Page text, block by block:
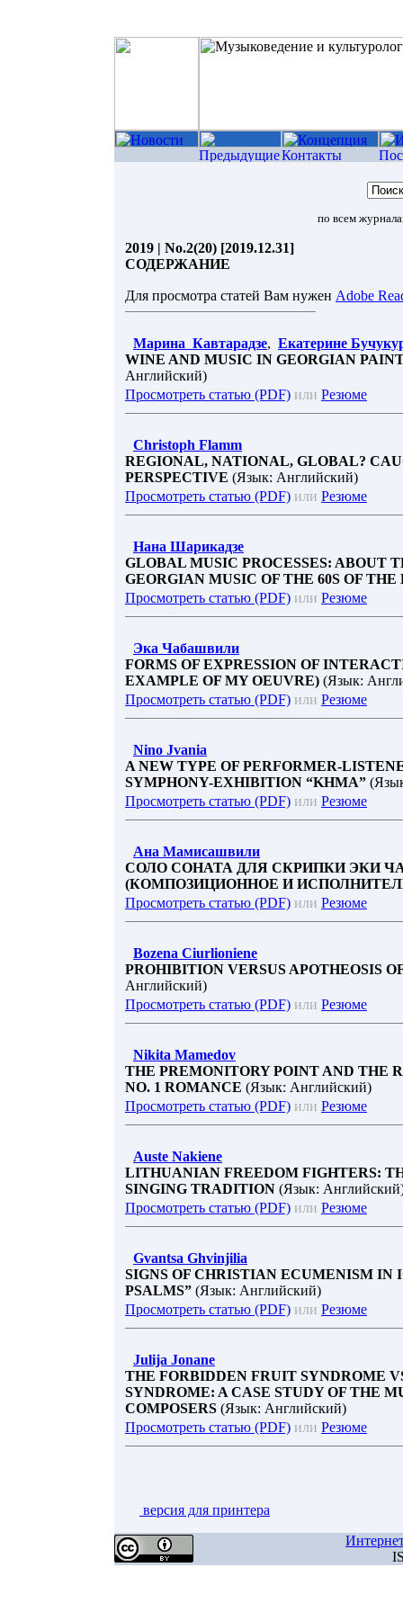
по всем
2019 | No.2(20) [2019.12.31]
СОДЕРЖАНИЕ
Для просмотра статей Вам нужен Adobe
Марина Кавтарадзе, Екатерине
WINE AND MUSIC IN GEORGIAN
Английский)
Просмотреть статью (PDF) или Резюме
Christoph Flamm
REGIONAL, NATIONAL, GLOBAL?
PERSPECTIVE (Язык: Английский)
Просмотреть статью (PDF) или Резюме
Нана Шарикадзе
GLOBAL MUSIC PROCESSES: ABOUT
GEORGIAN MUSIC OF THE 60S OF
Просмотреть статью (PDF) или Резюме
Эка Чабашвили
FORMS OF EXPRESSION OF
EXAMPLE OF MY OEUVRE) (Язык:
Просмотреть статью (PDF) или Резюме
Nino Jvania
A NEW TYPE OF PERFORMER-
SYMPHONY-EXHIBITION “KHMA”
Просмотреть статью (PDF) или Резюме
Ана Мамисашвили
СОЛО СОНАТА ДЛЯ СКРИПКИ
(КОМПОЗИЦИОННОЕ И
Просмотреть статью (PDF) или Резюме
Bozena Ciurlioniene
PROHIBITION VERSUS APOTHEOSIS
Английский)
Просмотреть статью (PDF) или Резюме
Nikita Mamedov
THE PREMONITORY POINT AND THE
NO. 1 ROMANCE (Язык: Английский)
Просмотреть статью (PDF) или Резюме
Auste Nakiene
LITHUANIAN FREEDOM FIGHTERS:
SINGING TRADITION (Язык:
Просмотреть статью (PDF) или Резюме
Gvantsa Ghvinjilia
SIGNS OF CHRISTIAN ECUMENISM IN
PSALMS” (Язык: Английский)
Просмотреть статью (PDF) или Резюме
Julija Jonane
THE FORBIDDEN FRUIT SYNDROME
SYNDROME: A CASE STUDY OF THE
COMPOSERS (Язык: Английский)
Просмотреть статью (PDF) или Резюме
версия для принтера